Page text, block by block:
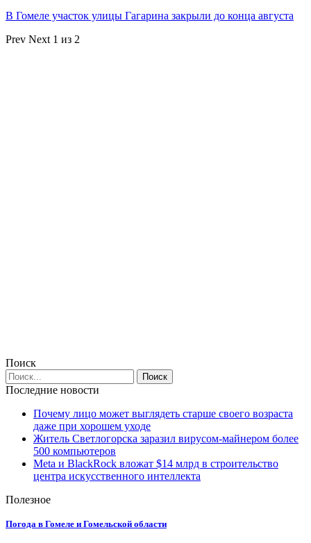
В Гомеле участок улицы Гагарина закрыли до конца августа
Prev Next 1 из 2
Поиск
Последние новости
Почему лицо может выглядеть старше своего возраста
даже при хорошем уходе
Житель Светлогорска заразил вирусом-майнером более
500 компьютеров
Meta и BlackRock вложат $14 млрд в строительство
центра искусственного интеллекта
Полезное
Погода в Гомеле и Гомельской области